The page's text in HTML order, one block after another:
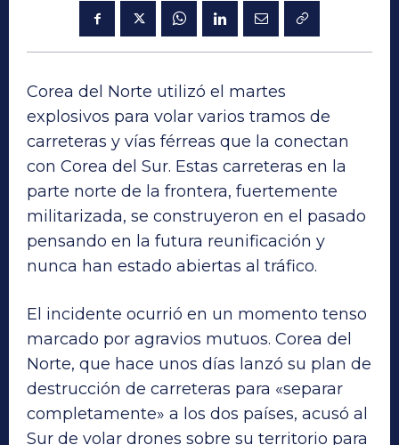
Corea del Norte utilizó el martes
explosivos para volar varios tramos de
carreteras y vías férreas que la conectan
con Corea del Sur. Estas carreteras en la
parte norte de la frontera, fuertemente
militarizada, se construyeron en el pasado
pensando en la futura reunificación y
nunca han estado abiertas al tráfico.
El incidente ocurrió en un momento tenso
marcado por agravios mutuos. Corea del
Norte, que hace unos días lanzó su plan de
destrucción de carreteras para «separar
completamente» a los dos países, acusó al
Sur de volar drones sobre su territorio para